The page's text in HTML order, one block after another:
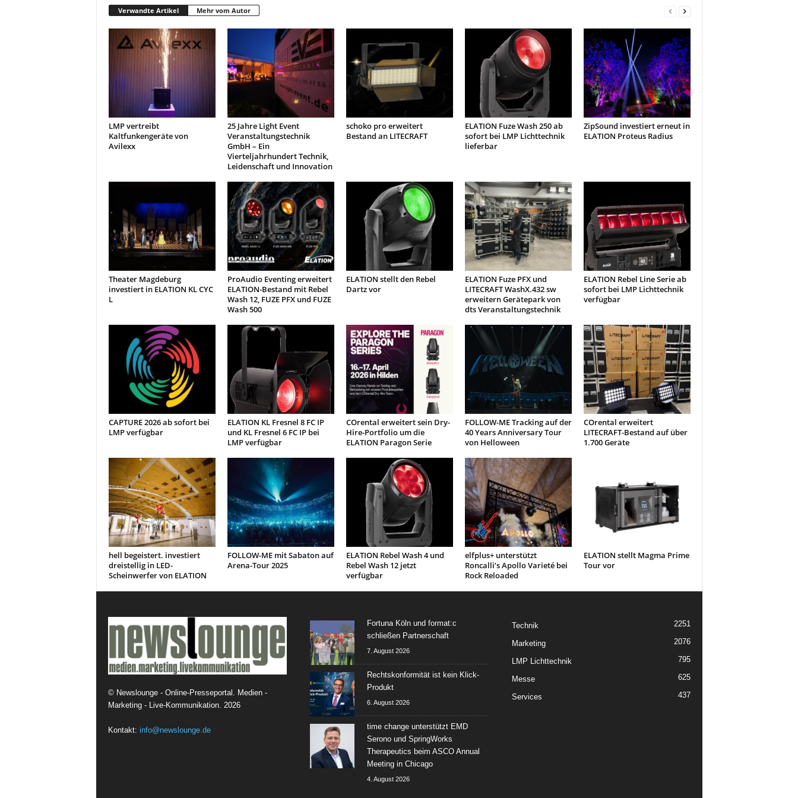
Verwandte Artikel Mehr vom Autor
LMP vertreibt
Kaltfunkengeräte von
Avilexx
25 Jahre Light Event
Veranstaltungstechnik
GmbH – Ein
Vierteljahrhundert Technik,
Leidenschaft und Innovation
schoko pro erweitert
Bestand an LITECRAFT
ELATION Fuze Wash 250 ab
sofort bei LMP Lichttechnik
lieferbar
ZipSound investiert erneut in
ELATION Proteus Radius
Theater Magdeburg
investiert in ELATION KL CYC
L
ProAudio Eventing erweitert
ELATION-Bestand mit Rebel
Wash 12, FUZE PFX und FUZE
Wash 500
ELATION stellt den Rebel
Dartz vor
ELATION Fuze PFX und
LITECRAFT WashX.432 sw
erweitern Gerätepark von
dts Veranstaltungstechnik
ELATION Rebel Line Serie ab
sofort bei LMP Lichttechnik
verfügbar
CAPTURE 2026 ab sofort bei
LMP verfügbar
ELATION KL Fresnel 8 FC IP
und KL Fresnel 6 FC IP bei
LMP verfügbar
COrental erweitert sein Dry-
Hire-Portfolio um die
ELATION Paragon Serie
FOLLOW-ME Tracking auf der
40 Years Anniversary Tour
von Helloween
COrental erweitert
LITECRAFT-Bestand auf über
1.700 Geräte
hell begeistert. investiert
dreistellig in LED-
Scheinwerfer von ELATION
FOLLOW-ME mit Sabaton auf
Arena-Tour 2025
ELATION Rebel Wash 4 und
Rebel Wash 12 jetzt
verfügbar
elfplus+ unterstützt
Roncalli’s Apollo Varieté bei
Rock Reloaded
ELATION stellt Magma Prime
Tour vor
© Newslounge - Online-Presseportal. Medien -
Marketing - Live-Kommunikation. 2026
Kontakt: info@newslounge.de
Fortuna Köln und format:c
schließen Partnerschaft
7. August 2026
Rechtskonformität ist kein Klick-
Produkt
6. August 2026
time change unterstützt EMD
Serono und SpringWorks
Therapeutics beim ASCO Annual
Meeting in Chicago
4. August 2026
Technik 2251
Marketing 2076
LMP Lichttechnik 795
Messe 625
Services 437